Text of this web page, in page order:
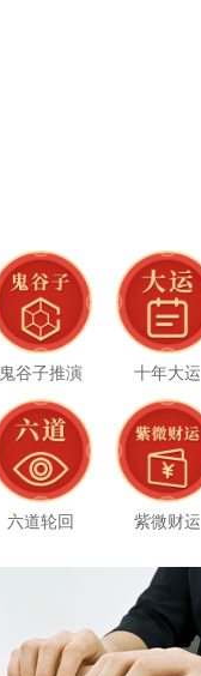
鬼谷子推演 十年大运
六道轮回 紫微财运